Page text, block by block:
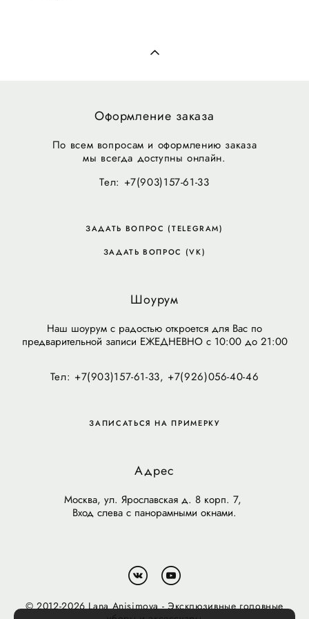
Оформление заказа
По всем вопросам и оформлению заказа
мы всегда доступны онлайн.
Тел: +7(903)157-61-33
ЗАДАТЬ ВОПРОС (TELEGRAM)
ЗАДАТЬ ВОПРОС (VK)
Шоурум
Наш шоурум с радостью откроется для Вас по
предварительной записи ЕЖЕДНЕВНО с 10:00 до 21:00
Тел: +7(903)157-61-33, +7(926)056-40-46
ЗАПИСАТЬСЯ НА ПРИМЕРКУ
Адрес
Москва, ул. Ярославская д. 8 корп. 7,
Вход слева с панорамными окнами.
© 2012-2026 Lana Anisimova - Эксклюзивные головные